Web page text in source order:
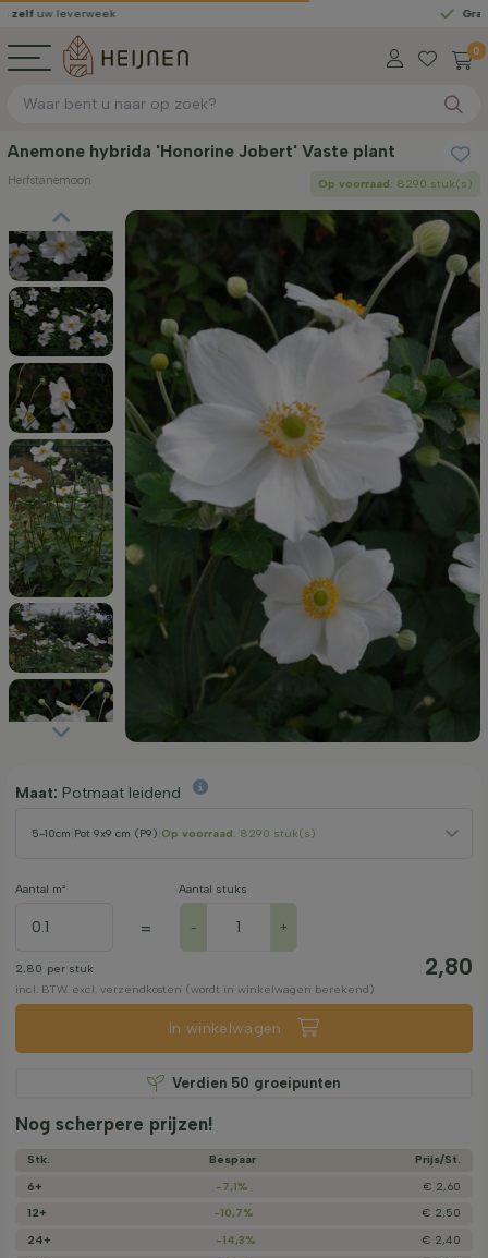
Gratis
0
Anemone hybrida 'Honorine Jobert' Vaste plant
Herfstanemoon Op voorraad: 8290 stuk(s)
Maat: Potmaat leidend
5-10cm Pot 9x9 cm (P9) Op voorraad: 8290 stuk(s)
Aantal m²
=
Aantal stuks
- +
2,80 per stuk 2,80
incl. BTW. excl. verzendkosten (wordt in winkelwagen berekend)
In winkelwagen
Verdien 50 groeipunten
Nog scherpere prijzen!
Stk. Bespaar
Prijs/­St.
6+
-7,1%
€ 2,60
12+
-10,7%
€ 2,50
24+
-14,3%
€ 2,40